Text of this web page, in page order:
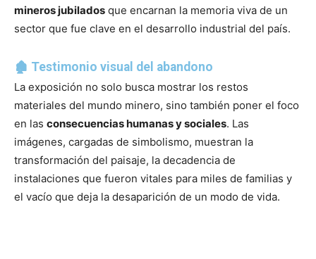
mineros jubilados que encarnan la memoria viva de un
sector que fue clave en el desarrollo industrial del país.
🏚️ Testimonio visual del abandono
La exposición no solo busca mostrar los restos
materiales del mundo minero, sino también poner el foco
en las consecuencias humanas y sociales. Las
imágenes, cargadas de simbolismo, muestran la
transformación del paisaje, la decadencia de
instalaciones que fueron vitales para miles de familias y
el vacío que deja la desaparición de un modo de vida.